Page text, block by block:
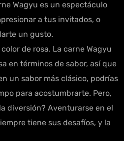
Wagyu es un espectáculo
a tus invitados, o
un gusto.
de rosa. La carne Wagyu
en términos de sabor, así que
un sabor más clásico, podrías
para acostumbrarte. Pero,
diversión? Aventurarse en el
tiene sus desafíos, y la